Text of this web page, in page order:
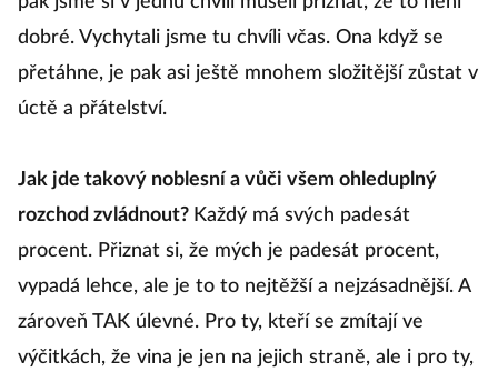
dobré. Vychytali jsme tu chvíli včas. Ona když se
přetáhne, je pak asi ještě mnohem složitější zůstat v
úctě a přátelství.
Jak jde takový noblesní a vůči všem ohleduplný
rozchod zvládnout? Každý má svých padesát
procent. Přiznat si, že mých je padesát procent,
vypadá lehce, ale je to to nejtěžší a nejzásadnější. A
zároveň TAK úlevné. Pro ty, kteří se zmítají ve
výčitkách, že vina je jen na jejich straně, ale i pro ty,